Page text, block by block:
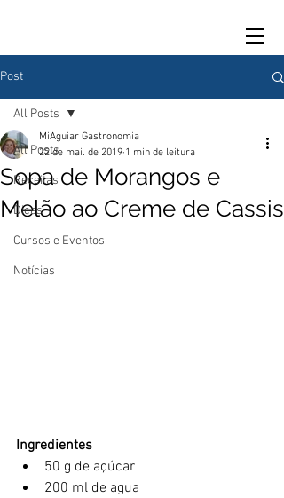
Post
All Posts
Receitas
Dicas
Cursos e Eventos
Notícias
All Posts
Sopa de Morangos e
Melão ao Creme de Cassis
MiAguiar Gastronomia
22 de mai. de 2019 1 min de leitura
Ingredientes
50 g de açúcar
200 ml de agua